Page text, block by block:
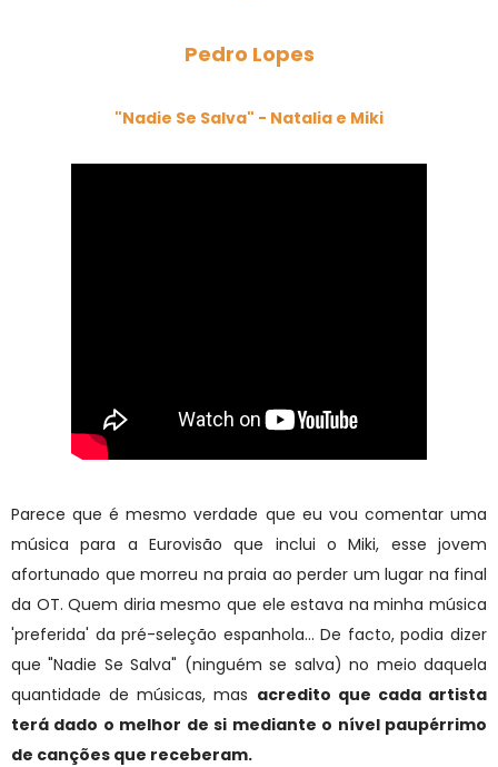
Pedro Lopes
"Nadie Se Salva" - Natalia e Miki
Parece que é mesmo verdade que eu vou comentar uma
música para a Eurovisão que inclui o Miki, esse jovem
afortunado que morreu na praia ao perder um lugar na final
da OT. Quem diria mesmo que ele estava na minha música
'preferida' da pré-seleção espanhola... De facto, podia dizer
que "Nadie Se Salva" (ninguém se salva) no meio daquela
quantidade de músicas, mas acredito que cada artista
terá dado o melhor de si mediante o nível paupérrimo
de canções que receberam.